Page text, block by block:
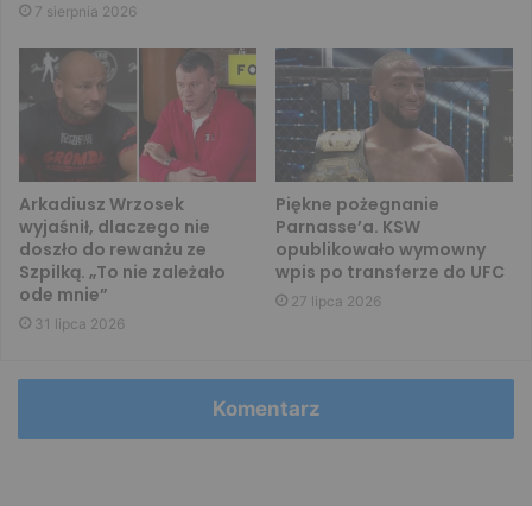
7 sierpnia 2026
Arkadiusz Wrzosek
wyjaśnił, dlaczego nie
doszło do rewanżu ze
Szpilką. „To nie zależało
ode mnie”
31 lipca 2026
Piękne pożegnanie
Parnasse’a. KSW
opublikowało wymowny
wpis po transferze do UFC
27 lipca 2026
Komentarz